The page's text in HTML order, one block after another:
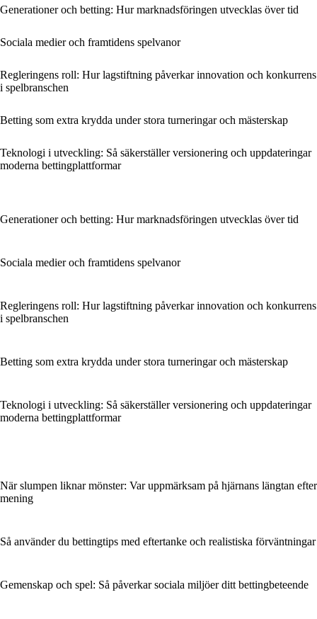
Generationer och betting: Hur marknadsföringen utvecklas över tid
Sociala medier och framtidens spelvanor
Regleringens roll: Hur lagstiftning påverkar innovation och konkurrens
i spelbranschen
Betting som extra krydda under stora turneringar och mästerskap
Teknologi i utveckling: Så säkerställer versionering och uppdateringar
moderna bettingplattformar
Generationer och betting: Hur marknadsföringen utvecklas över tid
Sociala medier och framtidens spelvanor
Regleringens roll: Hur lagstiftning påverkar innovation och konkurrens
i spelbranschen
Betting som extra krydda under stora turneringar och mästerskap
Teknologi i utveckling: Så säkerställer versionering och uppdateringar
moderna bettingplattformar
När slumpen liknar mönster: Var uppmärksam på hjärnans längtan efter
mening
Så använder du bettingtips med eftertanke och realistiska förväntningar
Gemenskap och spel: Så påverkar sociala miljöer ditt bettingbeteende